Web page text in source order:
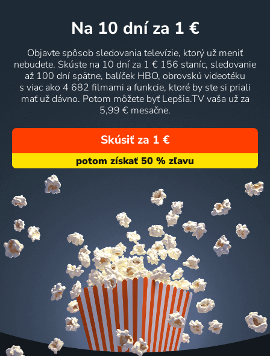
na 10 dní za 1 €
Objavte spôsob sledovania televízie, ktorý už meniť
nebudete. Skúste na 10 dní za 1 € 156 staníc, sledovanie
až 100 dní spätne, balíček HBO, obrovskú videotéku
s viac ako 4 682 filmami a funkcie, ktoré by ste si priali
mať už dávno. Potom môžete byť Lepšia.TV vaša už za
5,99 € mesačne.
Skúsiť za 1 €